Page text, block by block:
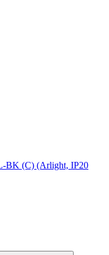
BK (C) (Arlight, IP20